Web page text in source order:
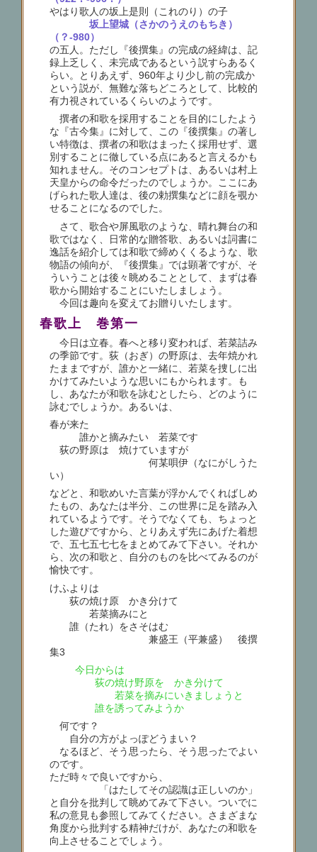
やはり歌人の坂上是則（これのり）の子
坂上望城（さかのうえのもちき）
（？-980）
の五人。ただし『後撰集』の完成の経緯は、記
録上乏しく、未完成であるという説すらあるく
らい。とりあえず、960年より少し前の完成か
という説が、無難な落ちどころとして、比較的
有力視されているくらいのようです。
撰者の和歌を採用することを目的にしたよう
な『古今集』に対して、この『後撰集』の著し
い特徴は、撰者の和歌はまったく採用せず、選
別することに徹している点にあると言えるかも
知れません。そのコンセプトは、あるいは村上
天皇からの命令だったのでしょうか。ここにあ
げられた歌人達は、後の勅撰集などに顔を覗か
せることになるのでした。
さて、歌合や屏風歌のような、晴れ舞台の和
歌ではなく、日常的な贈答歌、あるいは詞書に
逸話を紹介しては和歌で締めくくるような、歌
物語の傾向が、『後撰集』では顕著ですが、そ
ういうことは後々眺めることとして、まずは春
歌から開始することにいたしましょう。
今回は趣向を変えてお贈りいたします。
春歌上 巻第一
今日は立春。春へと移り変われば、若菜詰み
の季節です。荻（おぎ）の野原は、去年焼かれ
たままですが、誰かと一緒に、若菜を捜しに出
かけてみたいような思いにもかられます。も
し、あなたが和歌を詠むとしたら、どのように
詠むでしょうか。あるいは、
春が来た
誰かと摘みたい 若菜です
荻の野原は 焼けていますが
何某唄伊（なにがしうた
い）
などと、和歌めいた言葉が浮かんでくればしめ
たもの、あなたは半分、この世界に足を踏み入
れているようです。そうでなくても、ちょっと
した遊びですから、とりあえず先にあげた着想
で、五七五七七をまとめてみて下さい。それか
ら、次の和歌と、自分のものを比べてみるのが
愉快です。
けふよりは
荻の焼け原 かき分けて
若菜摘みにと
誰（たれ）をさそはむ
兼盛王（平兼盛） 後撰
集3
今日からは
荻の焼け野原を かき分けて
若菜を摘みにいきましょうと
誰を誘ってみようか
何です？
自分の方がよっぽどうまい？
なるほど、そう思ったら、そう思ったでよい
のです。
ただ時々で良いですから、
「はたしてその認識は正しいのか」
と自分を批判して眺めてみて下さい。ついでに
私の意見も参照してみてください。さまざまな
角度から批判する精神だけが、あなたの和歌を
向上させることでしょう。